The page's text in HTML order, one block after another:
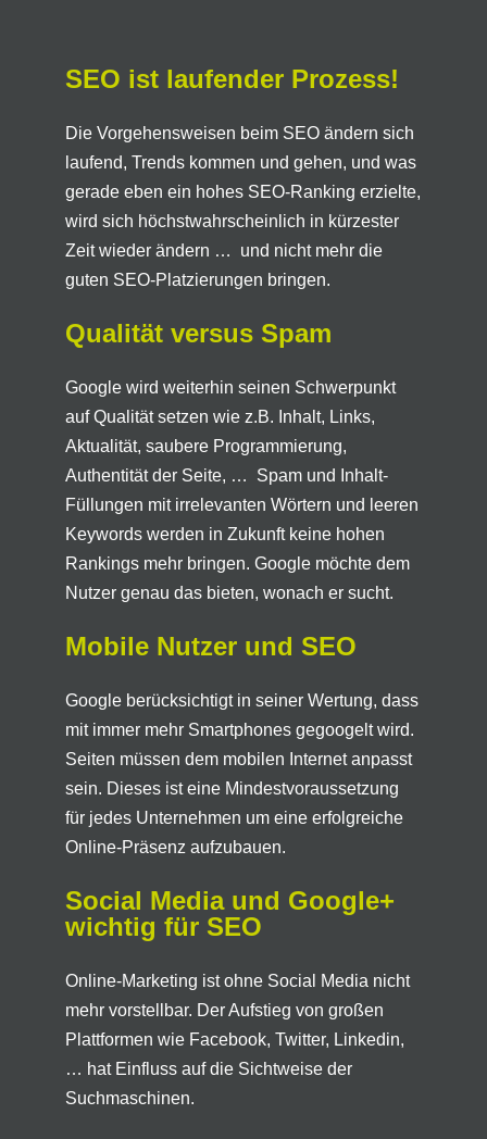
SEO ist laufender Prozess!
Die Vorgehensweisen beim SEO ändern sich
laufend, Trends kommen und gehen, und was
gerade eben ein hohes SEO-Ranking erzielte,
wird sich höchstwahrscheinlich in kürzester
Zeit wieder ändern … und nicht mehr die
guten SEO-Platzierungen bringen.
Qualität versus Spam
Google wird weiterhin seinen Schwerpunkt
auf Qualität setzen wie z.B. Inhalt, Links,
Aktualität, saubere Programmierung,
Authentität der Seite, … Spam und Inhalt-
Füllungen mit irrelevanten Wörtern und leeren
Keywords werden in Zukunft keine hohen
Rankings mehr bringen. Google möchte dem
Nutzer genau das bieten, wonach er sucht.
Mobile Nutzer und SEO
Google berücksichtigt in seiner Wertung, dass
mit immer mehr Smartphones gegoogelt wird.
Seiten müssen dem mobilen Internet anpasst
sein. Dieses ist eine Mindestvoraussetzung
für jedes Unternehmen um eine erfolgreiche
Online-Präsenz aufzubauen.
Social Media und Google+
wichtig für SEO
Online-Marketing ist ohne Social Media nicht
mehr vorstellbar. Der Aufstieg von großen
Plattformen wie Facebook, Twitter, Linkedin,
… hat Einfluss auf die Sichtweise der
Suchmaschinen.